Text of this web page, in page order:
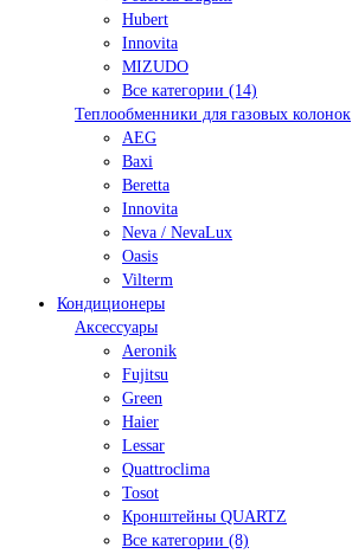
Hubert
Innovita
MIZUDO
Все категории (14)
Теплообменники для газовых колонок
AEG
Baxi
Beretta
Innovita
Neva / NevaLux
Oasis
Vilterm
Кондиционеры
Аксессуары
Aeronik
Fujitsu
Green
Haier
Lessar
Quattroclima
Tosot
Кронштейны QUARTZ
Все категории (8)